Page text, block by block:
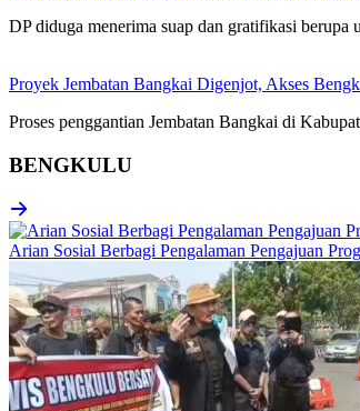
DP diduga menerima suap dan gratifikasi
Proyek Jembatan Bangkai Digenjot, Akses
Proses penggantian Jembatan Bangkai di
BENGKULU
Arian Sosial Berbagi Pengalaman Pengajuan